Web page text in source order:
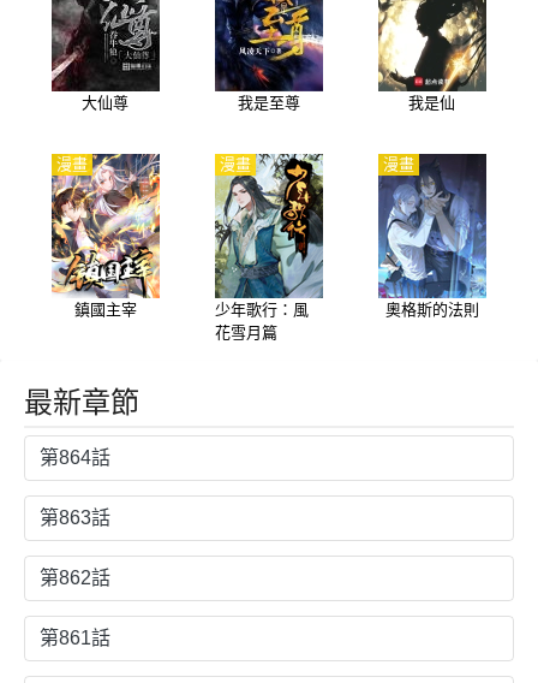
大仙尊 我是至尊 我是仙
鎮國主宰
漫畫
少年歌行：風
花雪月篇
漫畫
奧格斯的法則
漫畫
最新章節
第864話
第863話
第862話
第861話